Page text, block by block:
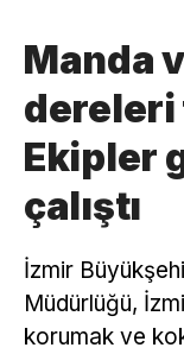
Manda
Ekipler
çalıştı
İzmir
Müdürlüğü,
korumak ve